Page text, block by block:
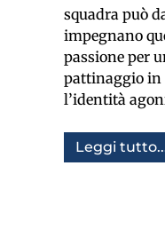
squadra può
impegnano
passione per
pattinaggio in
l’identità
Leggi